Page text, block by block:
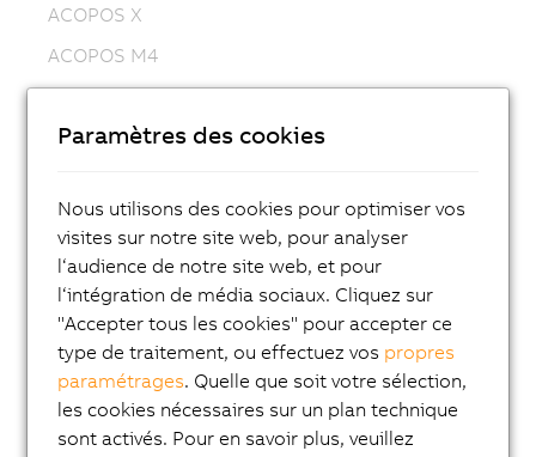
ACOPOS X
ACOPOS M4
ACOPOS
ACOPOS P3
ACOPOSremote
ACOPOSmotor
Variable frequency drives (VFD)
8LS-4 synchronous motors
8MS-4 synchronous motors
ACOPOSmotor Compact
Paramètres des cookies
Nous utilisons des cookies pour optimiser vos
visites sur notre site web, pour analyser
l‘audience de notre site web, et pour
l‘intégration de média sociaux. Cliquez sur
"Accepter tous les cookies" pour accepter ce
type de traitement, ou effectuez vos propres
paramétrages. Quelle que soit votre sélection,
les cookies nécessaires sur un plan technique
sont activés. Pour en savoir plus, veuillez